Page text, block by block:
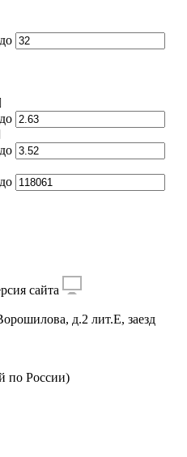
до
до
до
до
сайта
д.2 лит.Е, заезд
по России)